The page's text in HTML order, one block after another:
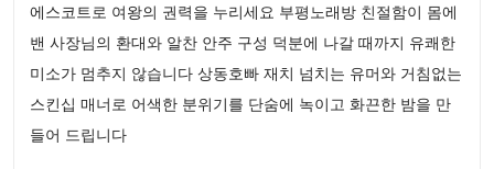
에스코트로 여왕의 권력을 누리세요 부평노래방 친절함이 몸에
밴 사장님의 환대와 알찬 안주 구성 덕분에 나갈 때까지 유쾌한
미소가 멈추지 않습니다 상동호빠 재치 넘치는 유머와 거침없는
스킨십 매너로 어색한 분위기를 단숨에 녹이고 화끈한 밤을 만
들어 드립니다